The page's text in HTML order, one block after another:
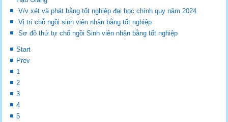
V/v xét và phát bằng tốt nghiệp đại học chính quy năm 2024
Vị trí chỗ ngồi sinh viên nhận bằng tốt nghiệp
Sơ đồ thứ tự chổ ngồi Sinh viên nhận bằng tốt nghiệp
Start
Prev
1
2
3
4
5